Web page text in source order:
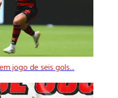
jogo de seis gols...